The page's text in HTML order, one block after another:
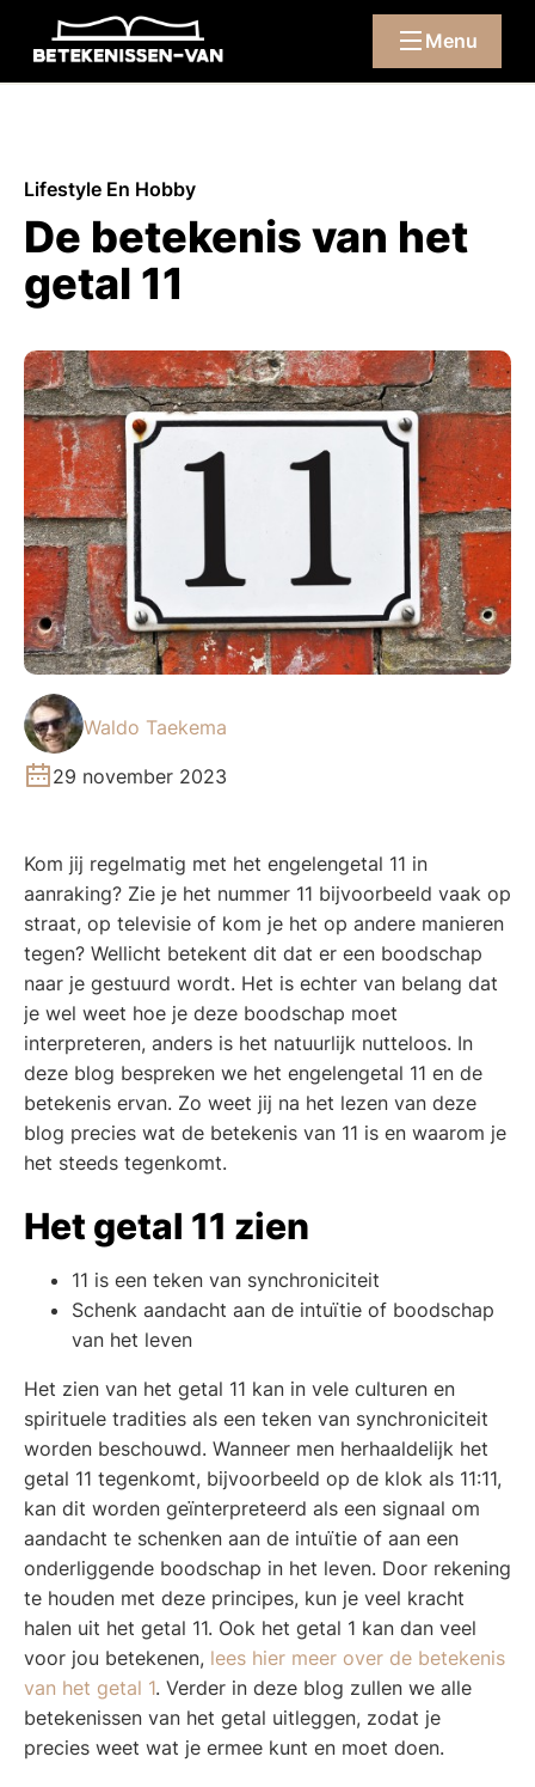
Menu
Lifestyle En Hobby
De betekenis van het
getal 11
Waldo Taekema
29 november 2023
Kom jij regelmatig met het engelengetal 11 in
aanraking? Zie je het nummer 11 bijvoorbeeld vaak op
straat, op televisie of kom je het op andere manieren
tegen? Wellicht betekent dit dat er een boodschap
naar je gestuurd wordt. Het is echter van belang dat
je wel weet hoe je deze boodschap moet
interpreteren, anders is het natuurlijk nutteloos. In
deze blog bespreken we het engelengetal 11 en de
betekenis ervan. Zo weet jij na het lezen van deze
blog precies wat de betekenis van 11 is en waarom je
het steeds tegenkomt.
Het getal 11 zien
11 is een teken van synchroniciteit
Schenk aandacht aan de intuïtie of boodschap
van het leven
Het zien van het getal 11 kan in vele culturen en
spirituele tradities als een teken van synchroniciteit
worden beschouwd. Wanneer men herhaaldelijk het
getal 11 tegenkomt, bijvoorbeeld op de klok als 11:11,
kan dit worden geïnterpreteerd als een signaal om
aandacht te schenken aan de intuïtie of aan een
onderliggende boodschap in het leven. Door rekening
te houden met deze principes, kun je veel kracht
halen uit het getal 11. Ook het getal 1 kan dan veel
voor jou betekenen, lees hier meer over de betekenis
van het getal 1. Verder in deze blog zullen we alle
betekenissen van het getal uitleggen, zodat je
precies weet wat je ermee kunt en moet doen.